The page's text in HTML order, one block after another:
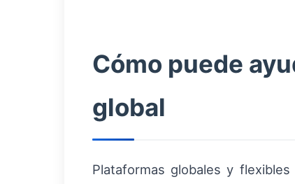
Cómo puede
global
Plataformas globales y